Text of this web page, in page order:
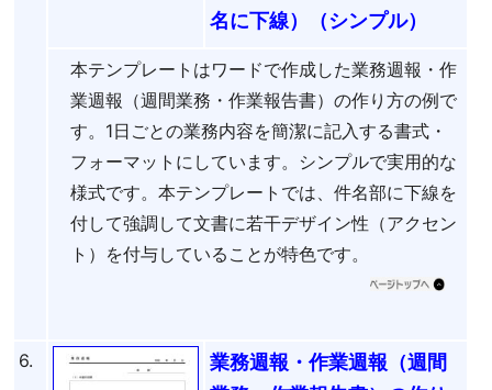
名に下線）（シンプル）
本テンプレートはワードで作成した業務週報・作
業週報（週間業務・作業報告書）の作り方の例で
す。1日ごとの業務内容を簡潔に記入する書式・
フォーマットにしています。シンプルで実用的な
様式です。本テンプレートでは、件名部に下線を
付して強調して文書に若干デザイン性（アクセン
ト）を付与していることが特色です。
6.
業務週報・作業週報（週間